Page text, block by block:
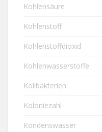
Kohlensäure
Kohlenstoff
Kohlenstoffdioxid
Kohlenwasserstoffe
Kolibakterien
Koloniezahl
Kondenswasser